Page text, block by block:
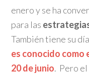
enero y se ha
para las
También tiene su
es conocido como
20 de junio. Pero